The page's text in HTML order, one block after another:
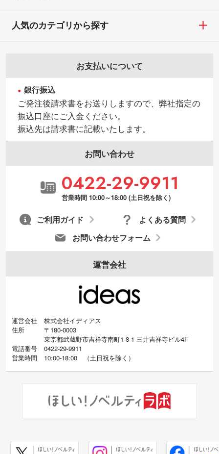
お支払いについて
銀行振込
ご発注後請求書をお送りしますので、弊社指定の
振込口座にご入金ください。
振込先は請求書に記載いたします。
お問い合わせ
0422-29-9911
営業時間 10:00～18:00 (土日祝を除く)
お問い合わせフォーム
よくある質問
ご利用ガイド
運営会社
運営会社
株式会社イディアス
住所
〒180-0003
東京都武蔵野市吉祥寺南町1-8-1 三井吉祥寺ビル4F
電話番号
0422-29-9911
営業時間
10:00-18:00 （土日祝を除く）
人気のカテゴリから探す